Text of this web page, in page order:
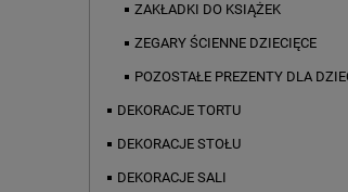
ZAKŁADKI DO KSIĄŻEK
ZEGARY ŚCIENNE DZIECIĘCE
POZOSTAŁE PREZENTY DLA
DEKORACJE TORTU
DEKORACJE STOŁU
DEKORACJE SALI